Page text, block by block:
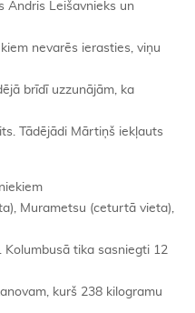
Andris Leišavnieks un
nevarēs ierasties, viņu
brīdī uzzunājām, ka
Tādējādi Mārtiņš iekļauts
Murametsu (ceturtā vieta),
Kolumbusā tika sasniegti 12
kurš 238 kilogramu